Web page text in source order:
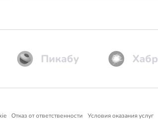
Пикабу Хабр
Отказ от ответственности Условия оказания услуг